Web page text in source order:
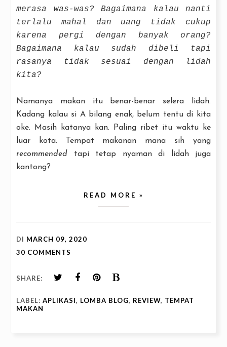
merasa was-was? Bagaimana kalau nanti
terlalu mahal dan uang tidak cukup
karena pergi dengan banyak orang?
Bagaimana kalau sudah dibeli tapi
rasanya tidak sesuai dengan lidah
kita?
Namanya makan itu benar-benar selera lidah.
Kadang kalau si A bilang enak, belum tentu di kita
oke. Masih katanya kan. Paling ribet itu waktu ke
luar kota. Tempat makanan mana sih yang
recommended tapi tetap nyaman di lidah juga
kantong?
READ MORE »
DI MARCH 09, 2020
30 COMMENTS
SHARE:
LABEL: APLIKASI, LOMBA BLOG, REVIEW, TEMPAT
MAKAN